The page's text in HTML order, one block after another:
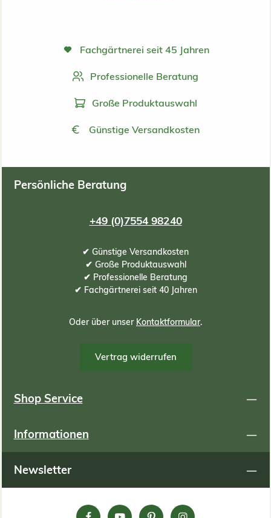
Fachgärtnerei seit 45 Jahren
Professionelle Beratung
Große Produktauswahl
Günstige Versandkosten
Persönliche Beratung
+49 (0)7554 98240
✔ Günstige Versandkosten
✔ Große Produktauswahl
✔ Professionelle Beratung
✔ Fachgärtnerei seit 40 Jahren
Oder über unser Kontaktformular.
Vertrag widerrufen
Shop Service
Informationen
Newsletter